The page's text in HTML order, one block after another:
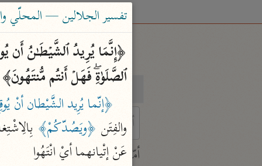
بحث تفسير
characters for results.
أمّهات
تفسير الجلالين — المحلّي والسيوطي
ٱلصَّلَوٰةِۖ فَهَلۡ أَنتُم مُّنتَهُونَ﴾
﴿إنّما يُرِيد الشَّيْطان أنْ
والفِتَن ﴿ويَصُدّكُمْ﴾
عَنْ إتْيانهما أيْ انْتَهُوا